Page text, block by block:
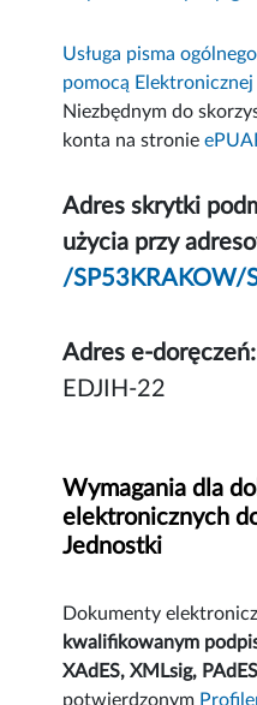
Usługa pisma
pomocą
Niezbędnym do
konta na stronie
Adres skrytki
użycia przy
/SP53KRAKOW/
Adres e-doręczeń:
EDJIH-22
Wymagania dla
elektronicznych
Jednostki
Dokumenty
kwalifikowanym
XAdES, XMLsig,
potwierdzonym